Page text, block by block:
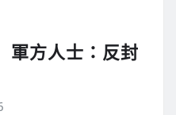
方人士：反封